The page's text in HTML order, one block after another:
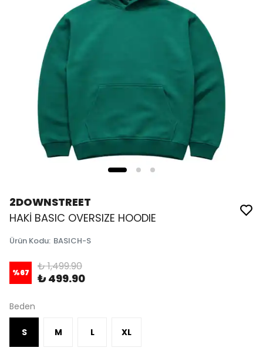
2DOWNSTREET
HAKİ BASIC OVERSIZE HOODIE
Ürün Kodu: BASICH-S
%67 ₺ 1,499.90
₺ 499.90
Beden
S M L XL